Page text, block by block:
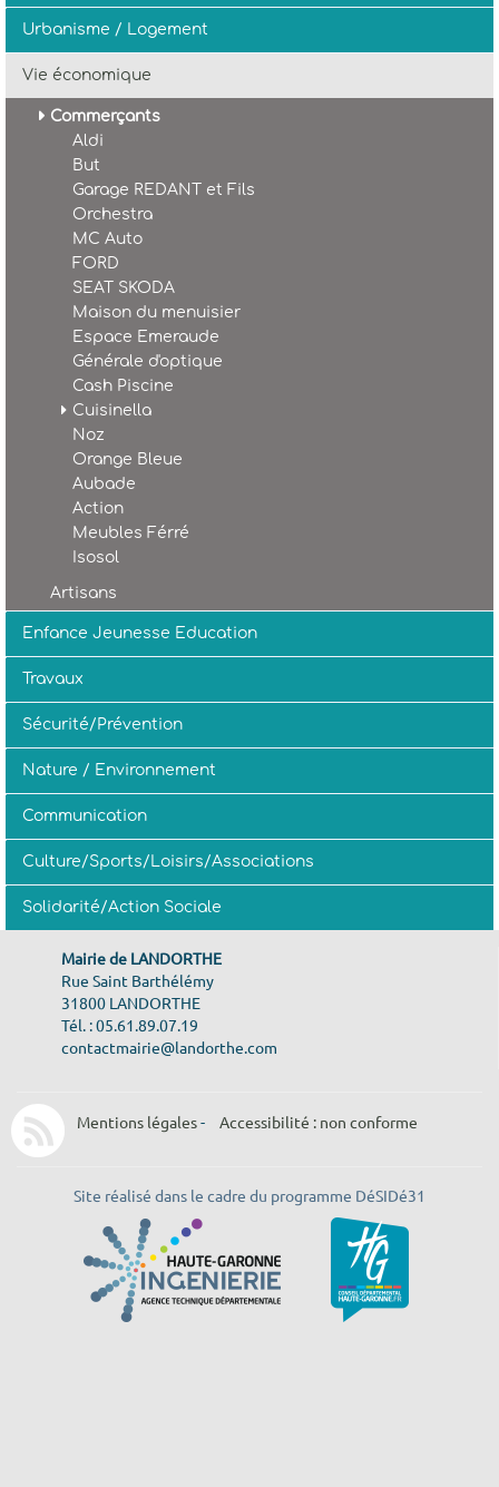
Urbanisme / Logement
Vie économique
Commerçants
Aldi
But
Garage REDANT et Fils
Orchestra
MC Auto
FORD
SEAT SKODA
Maison du menuisier
Espace Emeraude
Générale d'optique
Cash Piscine
Cuisinella
Noz
Orange Bleue
Aubade
Action
Meubles Férré
Isosol
Artisans
Enfance Jeunesse Education
Travaux
Sécurité/Prévention
Nature / Environnement
Communication
Culture/Sports/Loisirs/Associations
Solidarité/Action Sociale
Mairie de LANDORTHE
Rue Saint Barthélémy
31800 LANDORTHE
Tél. : 05.61.89.07.19
contactmairie@landorthe.com
Mentions légales- Accessibilité : non conforme
Site réalisé dans le cadre du programme DéSIDé31